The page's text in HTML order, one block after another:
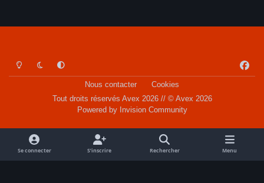
Light ModeDark ModeSystem Preference
a
o
k
Nous contacter
Cookies
Tout droits réservés Avex 2026 // © Avex 2026
Powered by Invision Community
Se connecter S’inscrire Rechercher Menu